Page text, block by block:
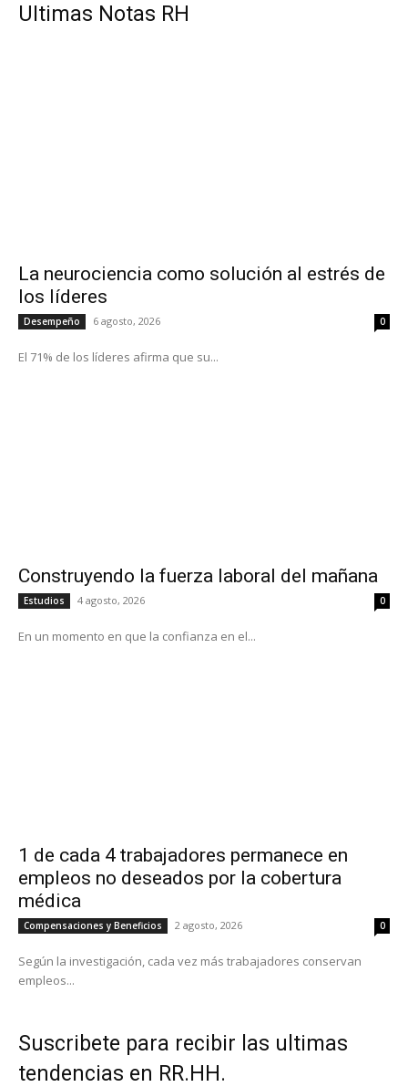
UItimas Notas RH
La neurociencia como solución al estrés de
los líderes
Desempeño 6 agosto, 2026 0
El 71% de los líderes afirma que su...
Construyendo la fuerza laboral del mañana
Estudios 4 agosto, 2026 0
En un momento en que la confianza en el...
1 de cada 4 trabajadores permanece en
empleos no deseados por la cobertura
médica
Compensaciones y Beneficios 2 agosto, 2026 0
Según la investigación, cada vez más trabajadores conservan
empleos...
Suscribete para recibir las ultimas
tendencias en RR.HH.